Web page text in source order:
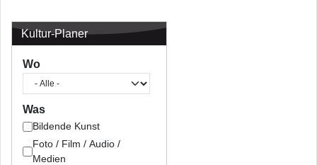
Kultur-Planer
Wo
Was
Bildende Kunst
Foto / Film / Audio /
Medien